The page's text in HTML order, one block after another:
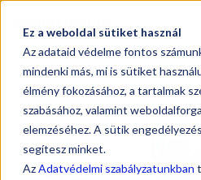
Ez a weboldal sütiket használ
Az adataid védelme fontos
mindenki más, mi is sütiket
élmény fokozásához, a tartalmak
szabásához, valamint
elemzéséhez. A sütik
segítesz minket.
AzAdatvédelmi szabályzatunkban
Blog / Szüneteltetnéd, esetleg
vállalkozásodat? Mutatjuk, mik
(Vállalkozás)